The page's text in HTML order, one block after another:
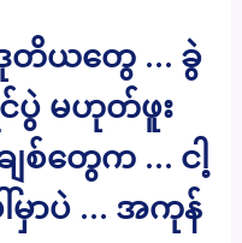
တိယတွေ … ခွဲ
င်ပွဲ မဟုတ်ဖူး
ျစ်တွေက … ငါ့
ါ်မှာပဲ … အကုန်